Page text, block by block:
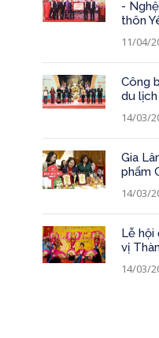
-
thôn
11/04/
Công
du lịch
14/03/
Gia
phẩm
14/03/
Lễ hội
vị
14/03/